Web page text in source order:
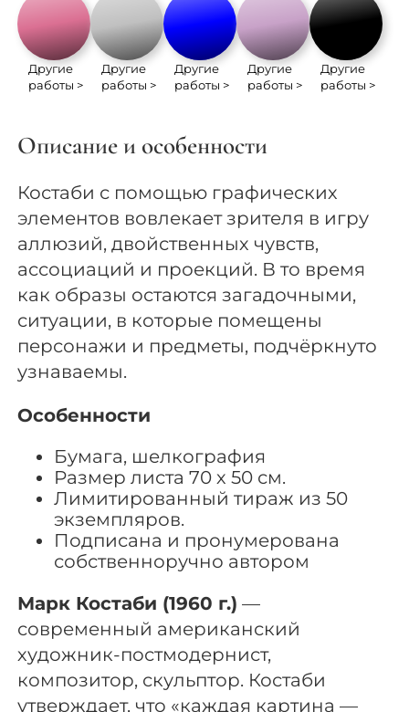
Другие
работы >
Другие
работы >
Другие
работы >
Другие
работы >
Другие
работы >
Описание и особенности
Костаби с помощью графических
элементов вовлекает зрителя в игру
аллюзий, двойственных чувств,
ассоциаций и проекций. В то время
как образы остаются загадочными,
ситуации, в которые помещены
персонажи и предметы, подчёркнуто
узнаваемы.
Особенности
Бумага, шелкография
Размер листа 70 х 50 см.
Лимитированный тираж из 50
экземпляров.
Подписана и пронумерована
собственноручно автором
Марк Костаби (1960 г.) —
современный американский
художник-постмодернист,
композитор, скульптор. Костаби
утверждает, что «каждая картина —